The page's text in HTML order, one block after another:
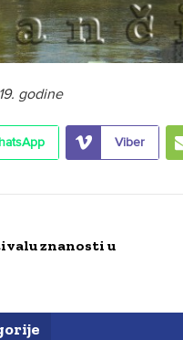
godine
Viber
znanosti u